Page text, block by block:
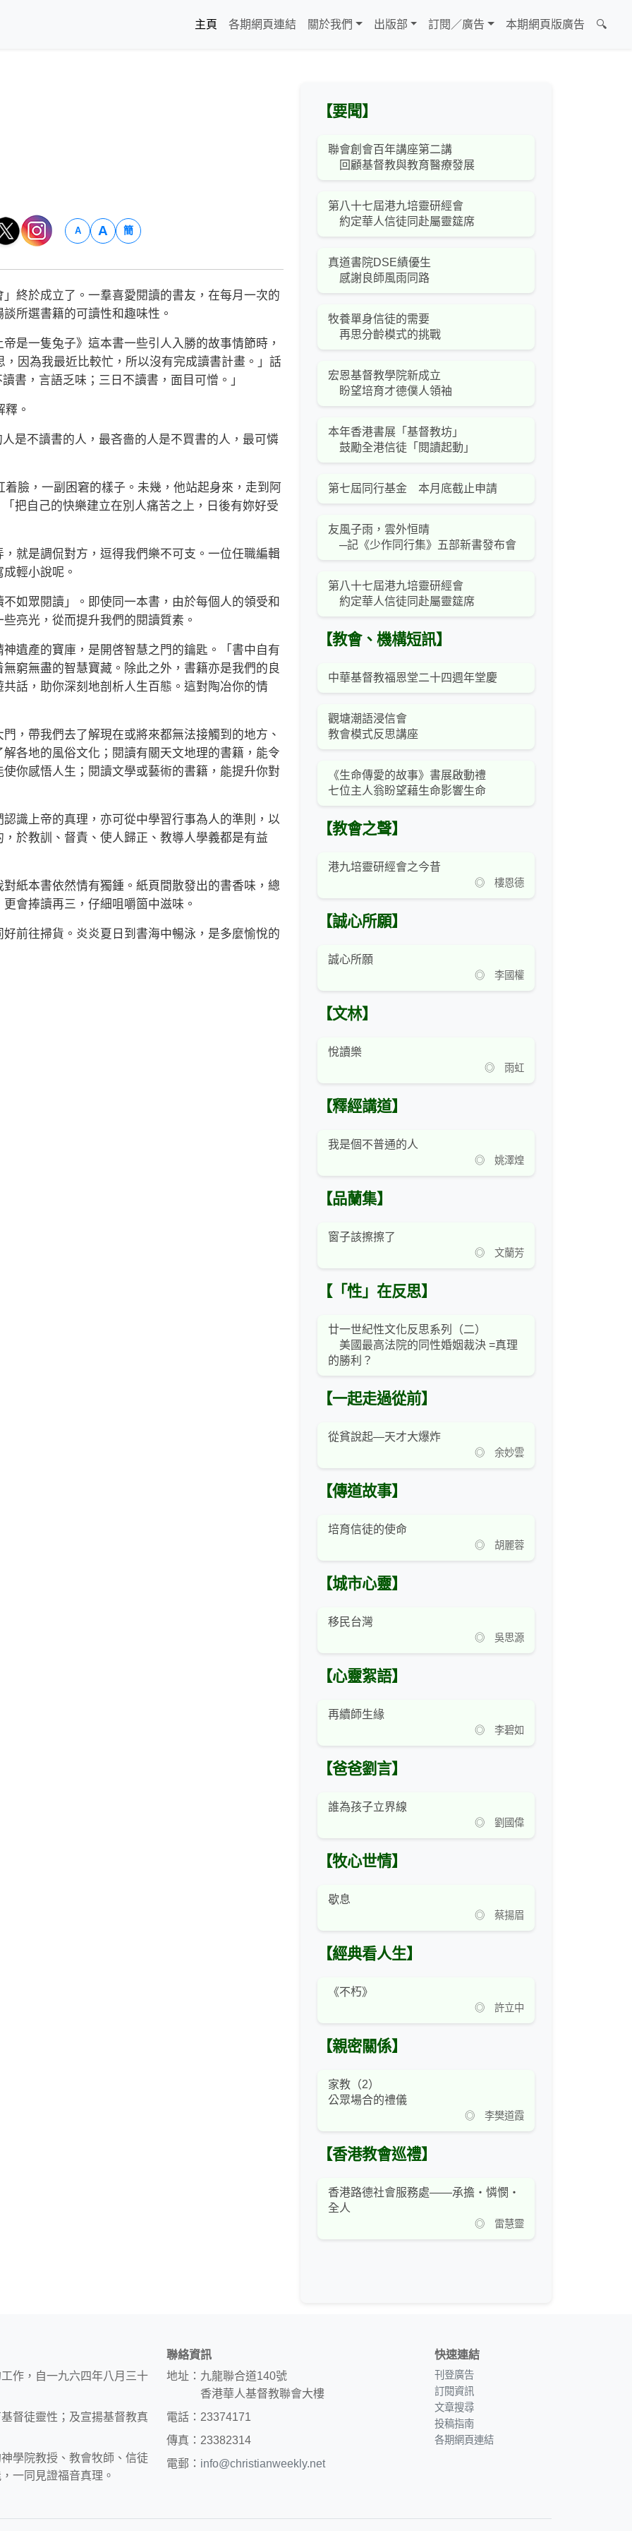
主頁 各期網頁連結 關於我們 出版部 訂閱／廣告 本期網頁版廣告 🔍
A A 簡
於成立了。一羣喜愛閱讀的書友，在每月一次的
所選書籍的可讀性和趣味性。
一隻兔子》這本書一些引人入勝的故事情節時，
因為我最近比較忙，所以沒有完成讀書計畫。」話
書，言語乏味；三日不讀書，面目可憎。」
。
不讀書的人，最吝嗇的人是不買書的人，最可憐
，一副困窘的樣子。未幾，他站起身來，走到阿
把自己的快樂建立在別人痛苦之上，日後有妳好受
是調侃對方，逗得我們樂不可支。一位任職編輯
輕小說呢。
眾閱讀」。即使同一本書，由於每個人的領受和
亮光，從而提升我們的閱讀質素。
產的寶庫，是開啓智慧之門的鑰匙。「書中自有
窮無盡的智慧寶藏。除此之外，書籍亦是我們的良
話，助你深刻地剖析人生百態。這對陶冶你的情
帶我們去了解現在或將來都無法接觸到的地方、
各地的風俗文化；閱讀有關天文地理的書籍，能令
你感悟人生；閱讀文學或藝術的書籍，能提升你對
上帝的真理，亦可從中學習行事為人的準則，以
於教訓、督責、使人歸正、教導人學義都是有益
本書依然情有獨鍾。紙頁間散發出的書香味，總
會捧讀再三，仔細咀嚼箇中滋味。
往掃貨。炎炎夏日到書海中暢泳，是多麼愉悅的
【要聞】
聯會創會百年講座第二講
回顧基督教與教育醫療發展
第八十七屆港九培靈研經會
約定華人信徒同赴屬靈筵席
真道書院DSE績優生
感謝良師風雨同路
牧養單身信徒的需要
再思分齡模式的挑戰
宏恩基督教學院新成立
盼望培育才德僕人領袖
本年香港書展「基督教坊」
鼓勵全港信徒「閱讀起動」
第七屆同行基金 本月底截止申請
友風子雨，雲外恒晴
─記《少作同行集》五部新書發布會
第八十七屆港九培靈研經會
約定華人信徒同赴屬靈筵席
【教會、機構短訊】
中華基督教福恩堂二十四週年堂慶
觀塘潮語浸信會
教會模式反思講座
《生命傳愛的故事》書展啟動禮
七位主人翁盼望藉生命影響生命
【教會之聲】
港九培靈研經會之今昔
◎ 樓恩德
【誠心所願】
誠心所願
◎ 李國權
【文林】
悅讀樂
◎ 雨虹
【釋經講道】
我是個不普通的人
◎ 姚澤煌
【品蘭集】
窗子該擦擦了
◎ 文蘭芳
【「性」在反思】
廿一世紀性文化反思系列（二）
美國最高法院的同性婚姻裁決 =真理
的勝利？
【一起走過從前】
從貧說起—天才大爆炸
◎ 余妙雲
【傳道故事】
培育信徒的使命
◎ 胡麗蓉
【城市心靈】
移民台灣
◎ 吳思源
【心靈絮語】
再續師生緣
◎ 李碧如
【爸爸劉言】
誰為孩子立界線
◎ 劉國偉
【牧心世情】
歇息
◎ 蔡揚眉
【經典看人生】
《不朽》
◎ 許立中
【親密關係】
家教（2）
公眾場合的禮儀
◎ 李樊道霞
【香港教會巡禮】
香港路德社會服務處——承擔・憐憫・
全人
◎ 雷慧靈
作，自一九六四年八月三十
督徒靈性；及宣揚基督教真
學院教授、教會牧師、信徒
一同見證福音真理。
聯絡資訊
地址：九龍聯合道140號
香港華人基督教聯會大樓
電話：23374171
傳真：23382314
電郵： info@christianweekly.net
快速連結
刊登廣告
訂閱資訊
文章搜尋
投稿指南
各期網頁連結